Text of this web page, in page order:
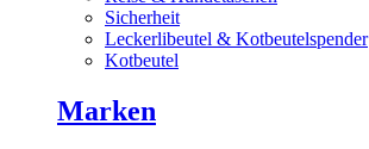
Sicherheit
Leckerlibeutel & Kotbeutelspender
Kotbeutel
Marken